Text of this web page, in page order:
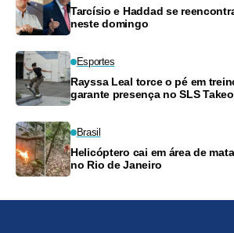
Tarcísio e Haddad se
neste domingo
Esportes
Rayssa Leal torce o pé em
garante presença no SLS
Brasil
Helicóptero cai em área de
no Rio de Janeiro